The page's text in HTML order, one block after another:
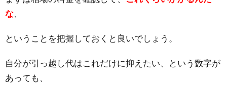
な、
ということを把握しておくと良いでしょう。
自分が引っ越し代はこれだけに抑えたい、という数字が
あっても、